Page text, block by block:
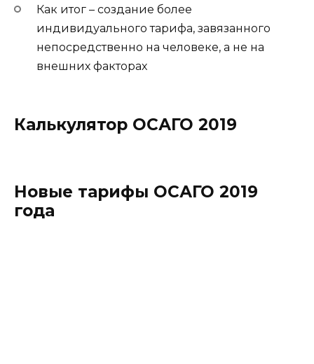
Как итог – создание более
индивидуального тарифа, завязанного
непосредственно на человеке, а не на
внешних факторах
Калькулятор ОСАГО 2019
Новые тарифы ОСАГО 2019
года